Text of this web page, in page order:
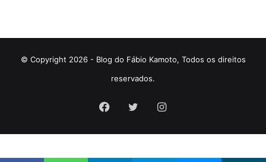
© Copyright 2026 - Blog do Fábio Kamoto, Todos os direitos
reservados.
Facebook
TwitterInstagram